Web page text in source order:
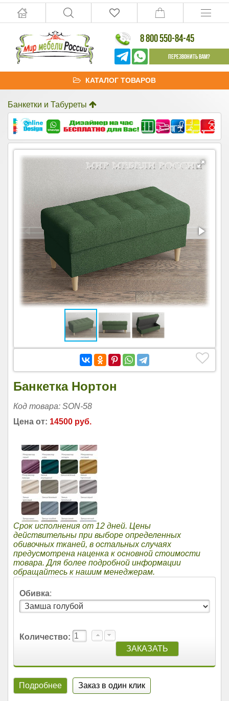
8 800 550-84-45
Перезвонить Вам?
КАТАЛОГ ТОВАРОВ
Банкетки и Табуреты
Банкетка Нортон
Код товара: SON-58
Цена от: 14500 руб.
Срок исполнения от 12 дней. Цены
действительны при выборе определенных
обивочных тканей, в остальных случаях
предусмотрена наценка к основной стоимости
товара. Для более подробной информации
обращайтесь к нашим менеджерам.
Обивка:
Количество:
Подробнее Заказ в один клик